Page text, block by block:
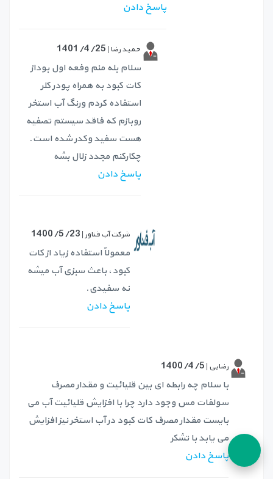
پاسخ دادن
حمید رضا | 1401/4/25
سلام بله منم وفعه اول بوداز
کات کبود به همراه پودر کلر
استفاده کردم ورنگ آب استخر
روبازم که فاقد سیستم تصفیه
هست سفید وکدر شده است.
چکارکنم مجدد زلال بشه
پاسخ دادن
شرکت آب فناور | 1400/5/23
معمولاً استفاده زیاد از کات
کبود، باعث سبزی آب میشه
نه سفیدی.
پاسخ دادن
رضایی | 1400/4/5
با سلام چه رابطه ای بین قلیائیت و مقدار مصرف
سولفات مس وجود دارد چرا با افزایش قلیائیت آب می
بایست مقدار مصرف کات کبود در آب استخر نیز افزایش
می یابد با تشکر
پاسخ دادن